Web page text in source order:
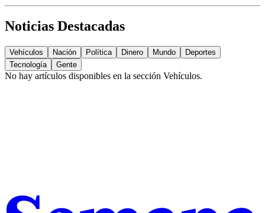
Noticias Destacadas
Vehículos Nación Política Dinero Mundo
Deportes
Tecnología
Gente
No hay artículos disponibles en la sección Vehículos.